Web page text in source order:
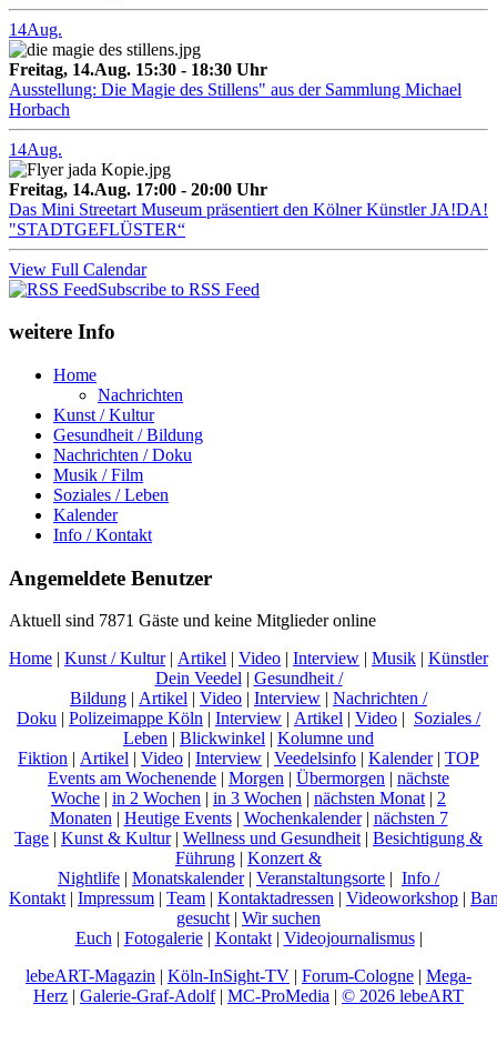
14Aug.
Freitag, 14.Aug. 15:30 - 18:30 Uhr
Ausstellung: Die Magie des Stillens" aus der Sammlung Michael
Horbach
14Aug.
Freitag, 14.Aug. 17:00 - 20:00 Uhr
Das Mini Streetart Museum präsentiert den Kölner Künstler JA!DA!
"STADTGEFLÜSTER“
View Full Calendar
Subscribe to RSS Feed
weitere Info
Home
Nachrichten
Kunst / Kultur
Gesundheit / Bildung
Nachrichten / Doku
Musik / Film
Soziales / Leben
Kalender
Info / Kontakt
Angemeldete Benutzer
Aktuell sind 7871 Gäste und keine Mitglieder online
Home | Kunst / Kultur| Artikel | Video | Interview | Musik | Künstler
Dein Veedel| Gesundheit /
Bildung | Artikel | Video | Interview | Nachrichten /
Doku | Polizeimappe Köln | Interview | Artikel | Video | Soziales /
Leben | Blickwinkel | Kolumne und
Fiktion | Artikel | Video | Interview | Veedelsinfo | Kalender| TOP
Events am Wochenende | Morgen | Übermorgen | nächste
Woche | in 2 Wochen | in 3 Wochen | nächsten Monat| 2
Monaten| Heutige Events| Wochenkalender| nächsten 7
Tage | Kunst & Kultur| Wellness und Gesundheit| Besichtigung &
Führung | Konzert &
Nightlife | Monatskalender| Veranstaltungsorte | Info /
Kontakt| Impressum | Team | Kontaktadressen | Videoworkshop |
gesucht| Wir suchen
Euch| Fotogalerie| Kontakt| Videojournalismus|
lebeART-Magazin | Köln-InSight-TV | Forum-Cologne | Mega-
Herz | Galerie-Graf-Adolf| MC-ProMedia | © 2026 lebeART